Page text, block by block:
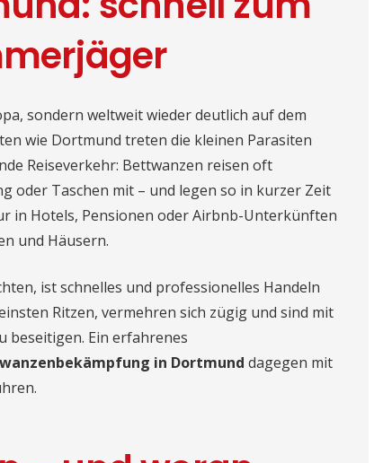
sondern weltweit wieder deutlich auf dem
wie Dortmund treten die kleinen Parasiten
Reiseverkehr: Bettwanzen reisen oft
oder Taschen mit – und legen so in kurzer Zeit
in Hotels, Pensionen oder Airbnb-Unterkünften
und Häusern.
ist schnelles und professionelles Handeln
Ritzen, vermehren sich zügig und sind mit
beseitigen. Ein erfahrenes
in Dortmund dagegen mit